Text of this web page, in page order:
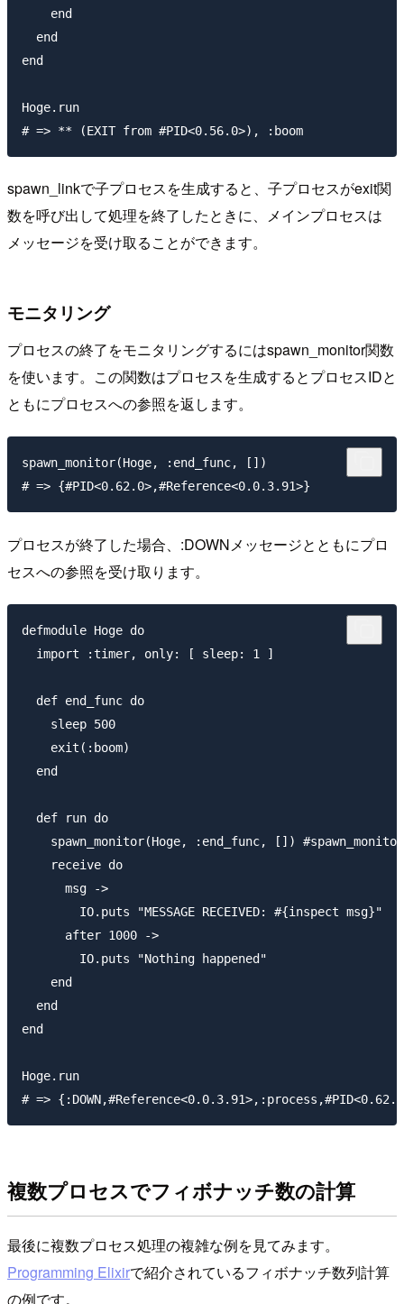
    end
  end
end
Hoge.run
spawn_linkで子プロセスを生成すると、子プロセスがexit関
数を呼び出して処理を終了したときに、メインプロセスは
メッセージを受け取ることができます。
モニタリング
プロセスの終了をモニタリングするにはspawn_monitor関数
を使います。この関数はプロセスを生成するとプロセスIDと
ともにプロセスへの参照を返します。
spawn_monitor(Hoge, :end_func, [])
プロセスが終了した場合、:DOWNメッセージとともにプロ
セスへの参照を受け取ります。
defmodule Hoge do
  import :timer, only: [ sleep: 1 ]
  def end_func do
    sleep 500
    exit(:boom)
  end
  def run do
spawn_monitor(Hoge, :end_func, []) #spawn_monitor
    receive do
      msg ->
        IO.puts "MESSAGE RECEIVED: #{inspect msg}"
      after 1000 ->
        IO.puts "Nothing happened"
    end
  end
end
Hoge.run
複数プロセスでフィボナッチ数の計算
最後に複数プロセス処理の複雑な例を見てみます。
Programming Elixirで紹介されているフィボナッチ数列計算
の例です。